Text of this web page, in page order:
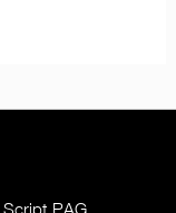
Script PAG